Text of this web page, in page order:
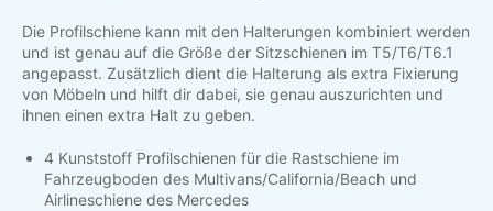
Die Profilschiene kann mit den Halterungen kombiniert werden
und ist genau auf die Größe der Sitzschienen im T5/T6/T6.1
angepasst. Zusätzlich dient die Halterung als extra Fixierung
von Möbeln und hilft dir dabei, sie genau auszurichten und
ihnen einen extra Halt zu geben.
4 Kunststoff Profilschienen für die Rastschiene im
Fahrzeugboden des Multivans/California/Beach und
Airlineschiene des Mercedes